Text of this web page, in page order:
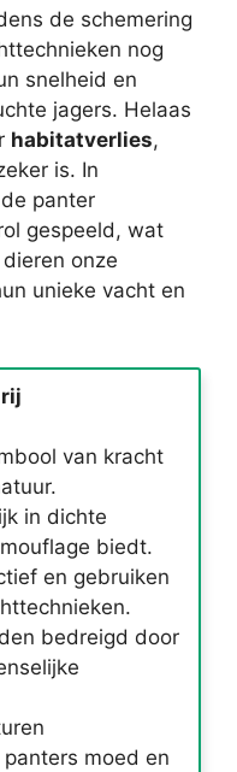
de schemering
nog
snelheid en
jagers. Helaas
habitatverlies,
is. In
panter
gespeeld, wat
onze
unieke vacht en
van kracht
in dichte
biedt.
en gebruiken
bedreigd door
moed en